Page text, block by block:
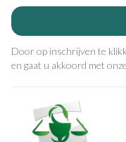
Door op inschrijven te
en gaat u akkoord met onze